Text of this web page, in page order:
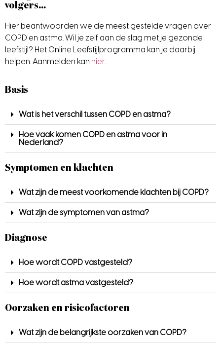
volgers...
Hier beantwoorden we de meest gestelde vragen over
COPD en astma. Wil je zelf aan de slag met je gezonde
leefstijl? Het Online Leefstijlprogramma kan je daarbij
helpen. Aanmelden kan hier.
Basis
Wat is het verschil tussen COPD en astma?
Hoe vaak komen COPD en astma voor in
Nederland?
Symptomen en klachten
Wat zijn de meest voorkomende klachten bij COPD?
Wat zijn de symptomen van astma?
Diagnose
Hoe wordt COPD vastgesteld?
Hoe wordt astma vastgesteld?
Oorzaken en risicofactoren
Wat zijn de belangrijkste oorzaken van COPD?